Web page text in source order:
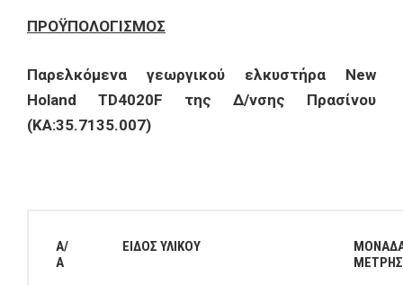
ΠΡΟΫΠΟΛΟΓΙΣΜΟΣ
Παρελκόμενα γεωργικού ελκυστήρα New
Holand
TD4020F της Δ/νσης Πρασίνου
(ΚΑ:35.7135.007)
Α/
Α
ΕΙΔΟΣ ΥΛΙΚΟΥ